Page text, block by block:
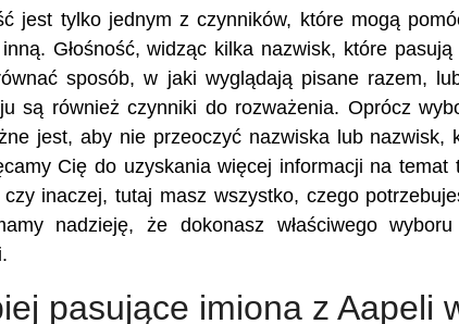
jest tylko jednym z czynników, które mogą
Głośność, widząc kilka nazwisk, które
sposób, w jaki wyglądają pisane razem,
są również czynniki do rozważenia. Oprócz
jest, aby nie przeoczyć nazwiska lub nazwisk,
Cię do uzyskania więcej informacji na temat
czy inaczej, tutaj masz wszystko, czego
nadzieję, że dokonasz właściwego
pasujące imiona z Aapeli